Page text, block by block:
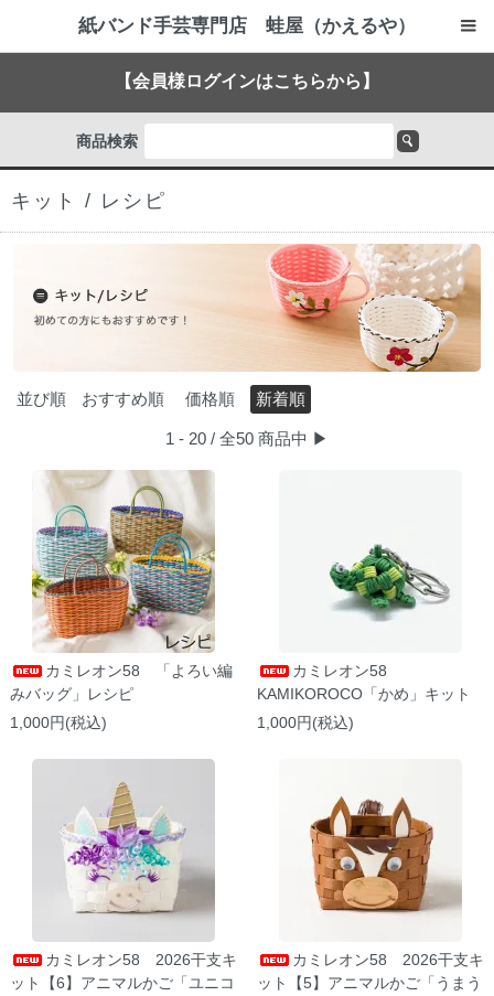
紙バンド手芸専門店 蛙屋（かえるや）
【会員様ログインはこちらから】
商品検索
キット / レシピ
並び順 おすすめ順 価格順 新着順
1 - 20 / 全50 商品中 ▶
カミレオン58 「よろい編
みバッグ」レシピ
1,000円(税込)
カミレオン58
KAMIKOROCO「かめ」キット
1,000円(税込)
カミレオン58 2026干支キ
ット【6】アニマルかご「ユニコ
カミレオン58 2026干支キ
ット【5】アニマルかご「うまう